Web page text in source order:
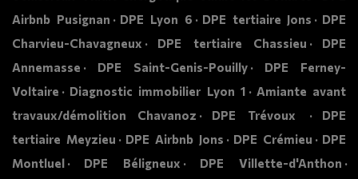
Airbnb Pusignan
DPE Lyon 6 DPE tertiaire Jons
DPE
Charvieu-Chavagneux
DPE tertiaire Chassieu
DPE
Annemasse
DPE Saint-Genis-Pouilly
DPE Ferney-
Voltaire
Diagnostic immobilier Lyon 1
Amiante avant
travaux/démolition Chavanoz
DPE Trévoux
DPE
tertiaire Meyzieu
DPE Airbnb Jons DPE Crémieu
DPE
Montluel
DPE Béligneux
DPE Villette-d'Anthon